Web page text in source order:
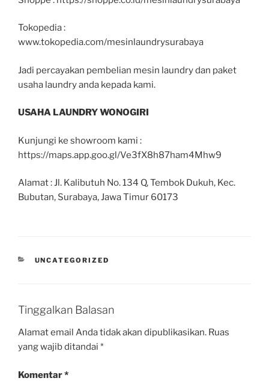
Tokopedia :
www.tokopedia.com/mesinlaundrysurabaya
Jadi percayakan pembelian mesin laundry dan paket
usaha laundry anda kepada kami.
USAHA LAUNDRY WONOGIRI
Kunjungi ke showroom kami :
https://maps.app.goo.gl/Ve3fX8h87ham4Mhw9
Alamat : Jl. Kalibutuh No. 134 Q, Tembok Dukuh, Kec.
Bubutan, Surabaya, Jawa Timur 60173
UNCATEGORIZED
Tinggalkan Balasan
Alamat email Anda tidak akan dipublikasikan. Ruas
yang wajib ditandai *
Komentar*